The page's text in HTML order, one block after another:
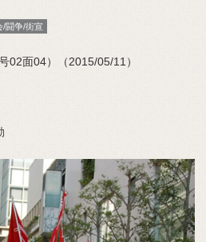
/闘争/街宣
02面04）（2015/05/11）